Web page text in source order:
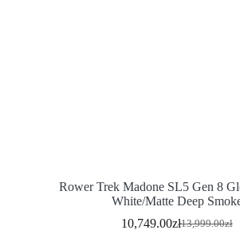
Rower Trek Madone SL5 Gen 8
White/Matte Deep
13,999.00zł
10,749.00zł